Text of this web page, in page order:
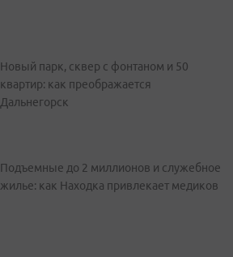
Новый парк, сквер с фонтаном и 50
квартир: как преображается
Дальнегорск
Подъемные до 2 миллионов и служебное
жилье: как Находка привлекает медиков